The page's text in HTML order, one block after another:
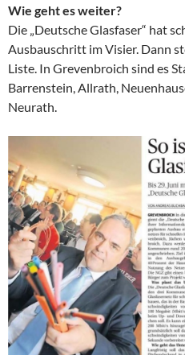
Wie geht es weiter?
Die „Deutsche Glasfaser“ hat
Ausbauschritt im Visier. Dann
Liste. In Grevenbroich sind es
Barrenstein, Allrath,
Neurath.